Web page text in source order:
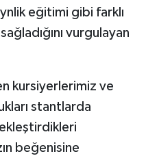
eğitimi gibi farklı
vurgulayan
kursiyerlerimiz ve
stantlarda
beğenisine